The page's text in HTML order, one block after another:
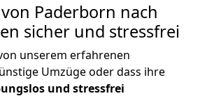
Paderborn nach
sicher und stressfrei
unserem erfahrenen
Umzüge oder dass ihre
und stressfrei